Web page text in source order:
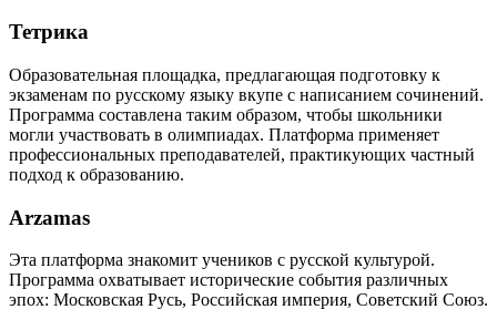
Тетрика
Образовательная площадка, предлагающая подготовку к
экзаменам по русскому языку вкупе с написанием сочинений.
Программа составлена таким образом, чтобы школьники
могли участвовать в олимпиадах. Платформа применяет
профессиональных преподавателей, практикующих частный
подход к образованию.
Arzamas
Эта платформа знакомит учеников с русской культурой.
Программа охватывает исторические события различных
эпох: Московская Русь, Российская империя, Советский Союз.